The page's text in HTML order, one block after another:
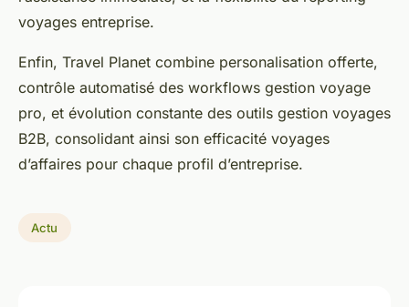
voyages entreprise.
Enfin, Travel Planet combine personalisation offerte,
contrôle automatisé des workflows gestion voyage
pro, et évolution constante des outils gestion voyages
B2B, consolidant ainsi son efficacité voyages
d’affaires pour chaque profil d’entreprise.
Actu